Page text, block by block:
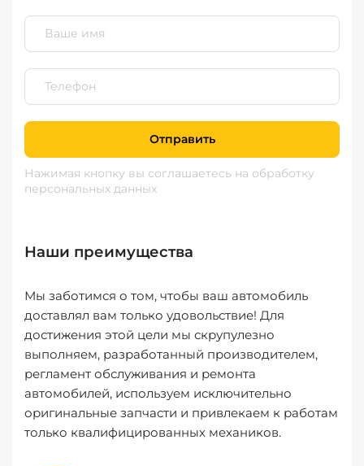
Отправить
Нажимая кнопку вы соглашаетесь на обработку
персональных данных
Наши преимущества
Мы заботимся о том, чтобы ваш автомобиль
доставлял вам только удовольствие! Для
достижения этой цели мы скрупулезно
выполняем, разработанный производителем,
регламент обслуживания и ремонта
автомобилей, используем исключительно
оригинальные запчасти и привлекаем к работам
только квалифицированных механиков.